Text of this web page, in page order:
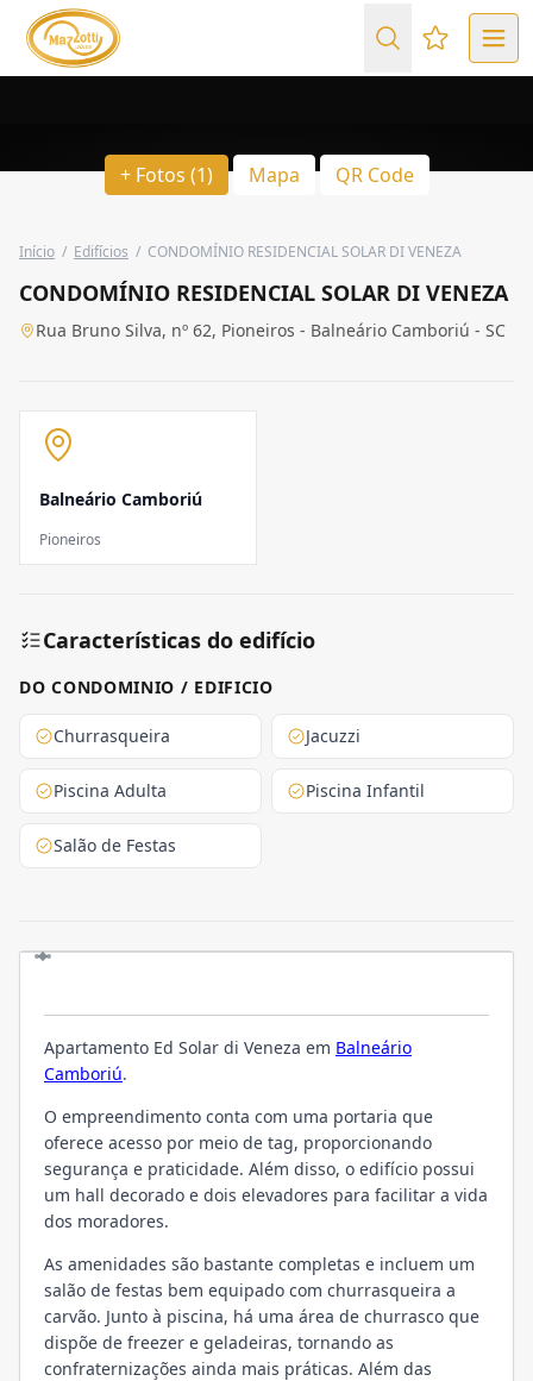
Favoritos
+ Fotos (1) Mapa QR Code
Início / Edifícios / CONDOMÍNIO RESIDENCIAL SOLAR DI VENEZA
CONDOMÍNIO RESIDENCIAL SOLAR DI VENEZA
Rua Bruno Silva, nº 62, Pioneiros - Balneário Camboriú - SC
Balneário Camboriú
Pioneiros
Características do edifício
DO CONDOMINIO / EDIFICIO
Churrasqueira Jacuzzi
Piscina Adulta Piscina Infantil
Salão de Festas
Apartamento Ed Solar di Veneza em Balneário
Camboriú.
O empreendimento conta com uma portaria que
oferece acesso por meio de tag, proporcionando
segurança e praticidade. Além disso, o edifício possui
um hall decorado e dois elevadores para facilitar a vida
dos moradores.
As amenidades são bastante completas e incluem um
salão de festas bem equipado com churrasqueira a
carvão. Junto à piscina, há uma área de churrasco que
dispõe de freezer e geladeiras, tornando as
confraternizações ainda mais práticas. Além das